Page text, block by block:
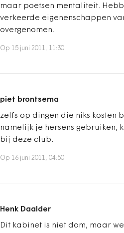
maar poetsen mentaliteit.
verkeerde eigenenschappen
overgenomen.
Op 15 juni 2011, 11:30
piet brontsema
zelfs op dingen die niks kosten
namelijk je hersens gebruiken,
bij deze club.
Op 16 juni 2011, 04:50
Henk Daalder
Dit kabinet is niet dom, maar